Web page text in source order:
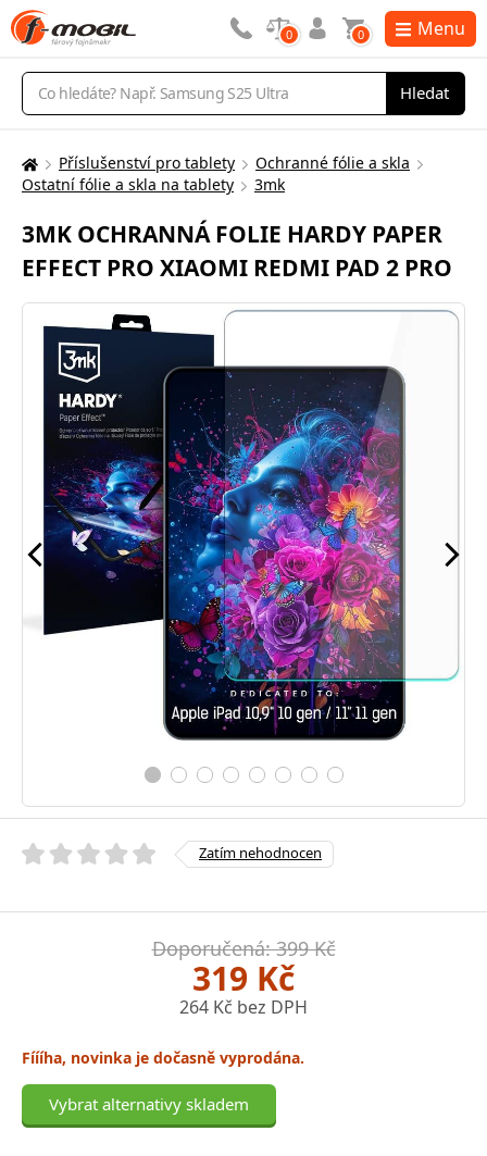
Vyhledávání
Hledat
0 0 Menu
Zde
nacházíte:
Příslušenství pro tablety
Ochranné fólie a skla
Ostatní fólie a skla na tablety
3mk
3MK OCHRANNÁ FOLIE HARDY PAPER
EFFECT PRO XIAOMI REDMI PAD 2 PRO
Zatím nehodnocen
Doporučená: 399 Kč
319 Kč
264 Kč bez DPH
Fíííha, novinka je dočasně vyprodána.
Vybrat alternativy skladem